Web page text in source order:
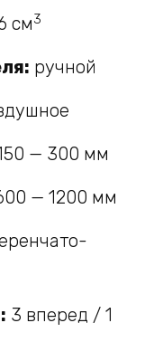
см3
ручной
— 300 мм
— 1200 мм
3 вперед / 1